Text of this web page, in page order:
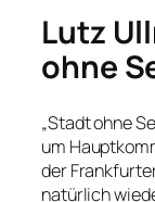
Lutz
ohne
„Stadt ohne
um
der
natürlich